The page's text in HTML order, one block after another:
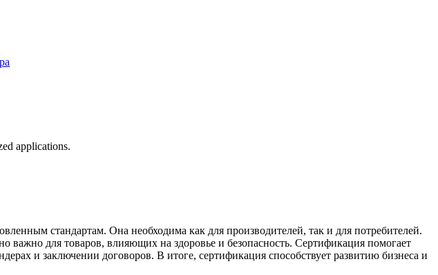
applications.
стандартам. Она необходима как для производителей, так и для потребителей.
важно для товаров, влияющих на здоровье и безопасность. Сертификация помогает
и заключении договоров. В итоге, сертификация способствует развитию бизнеса и